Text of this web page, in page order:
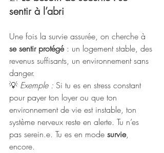
sentir à l’abri
Une fois la survie assurée, on cherche à
se sentir protégé : un logement stable, des
revenus suffisants, un environnement sans
danger.
💡 Exemple : Si tu es en stress constant
pour payer ton loyer ou que ton
environnement de vie est instable, ton
système nerveux reste en alerte. Tu n’es
pas serein.e. Tu es en mode survie,
encore.